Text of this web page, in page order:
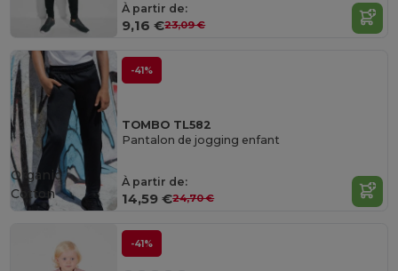
À partir de:
9,16 €23,09 €
-41%
TOMBO TL582
Pantalon de jogging enfant
À partir de:
14,59 €24,70 €
Organic
Cotton
-41%